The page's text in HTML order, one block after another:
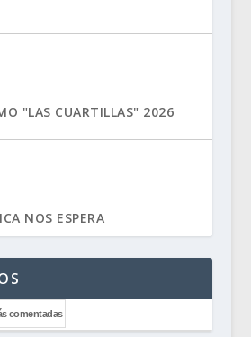
"LAS CUARTILLAS" 2026
NOS ESPERA
comentadas